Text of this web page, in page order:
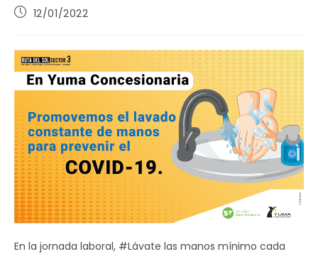
Publicación
entrada:
12/01/2022
En la jornada laboral, #Lávate las manos mínimo cada